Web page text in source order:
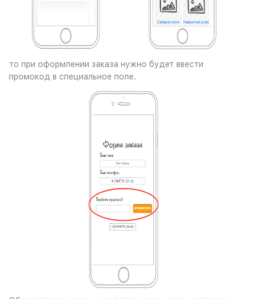
то при оформлении заказа нужно будет ввести
промокод в специальное поле.